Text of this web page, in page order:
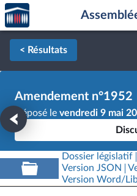
Aller au contenu
Aller en bas de la page
Accèder
à la
page
d'accueil
< Résultats
Amendement n°1952
Déposé le vendredi 9 mai
Dossier législatif
Version JSON
Version Word/